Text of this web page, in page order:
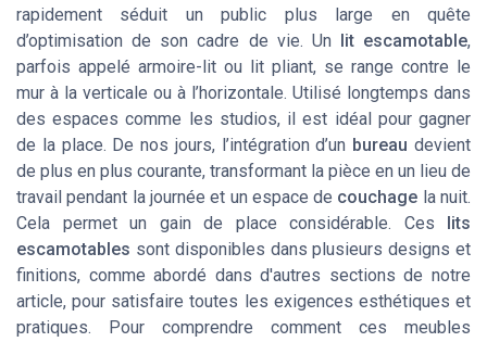
rapidement séduit un public plus large en quête
d’optimisation de son cadre de vie. Un lit escamotable,
parfois appelé armoire-lit ou lit pliant, se range contre le
mur à la verticale ou à l’horizontale. Utilisé longtemps dans
des espaces comme les studios, il est idéal pour gagner
de la place. De nos jours, l’intégration d’un bureau devient
de plus en plus courante, transformant la pièce en un lieu de
travail pendant la journée et un espace de couchage la nuit.
Cela permet un gain de place considérable. Ces lits
escamotables sont disponibles dans plusieurs designs et
finitions, comme abordé dans d'autres sections de notre
article, pour satisfaire toutes les exigences esthétiques et
pratiques. Pour comprendre comment ces meubles